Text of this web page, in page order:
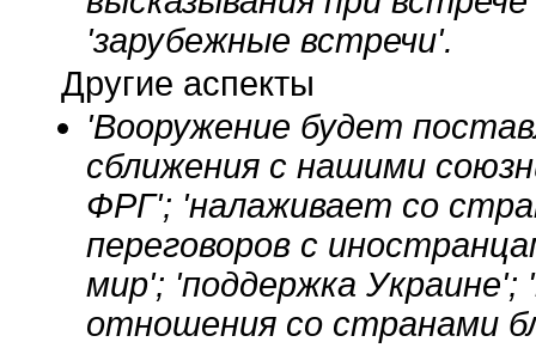
'зарубежные встречи'.
Другие аспекты
'Вооружение будет
сближения с нашими
ФРГ'; 'налаживает со
переговоров с
мир'; 'поддержка
отношения со странами